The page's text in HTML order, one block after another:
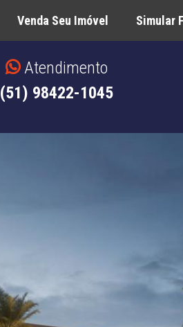
Venda Seu Imóvel Simular
Atendimento
(51) 98422-1045